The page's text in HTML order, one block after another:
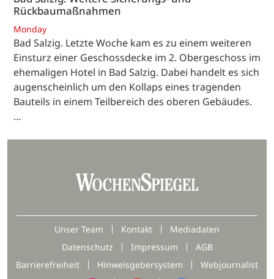
Rückbaumaßnahmen
Monday
Bad Salzig. Letzte Woche kam es zu einem weiteren
Einsturz einer Geschossdecke im 2. Obergeschoss im
ehemaligen Hotel in Bad Salzig. Dabei handelt es sich
augenscheinlich um den Kollaps eines tragenden
Bauteils in einem Teilbereich des oberen Gebäudes.
…
Unser Team Kontakt
Mediadaten
Datenschutz
Impressum
AGB
Barrierefreiheit
Hinweisgebersystem Webjournalist